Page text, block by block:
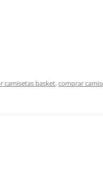
camisetas basket,comprar